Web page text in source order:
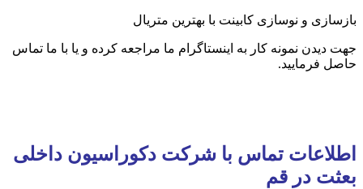
بازسازی و نوسازی کابینت با بهترین متریال
جهت دیدن نمونه کار به اینستاگرام ما مراجعه کرده و یا با ما تماس
حاصل فرمایید.
اطلاعات تماس با شرکت دکوراسیون داخلی
بعثت در قم